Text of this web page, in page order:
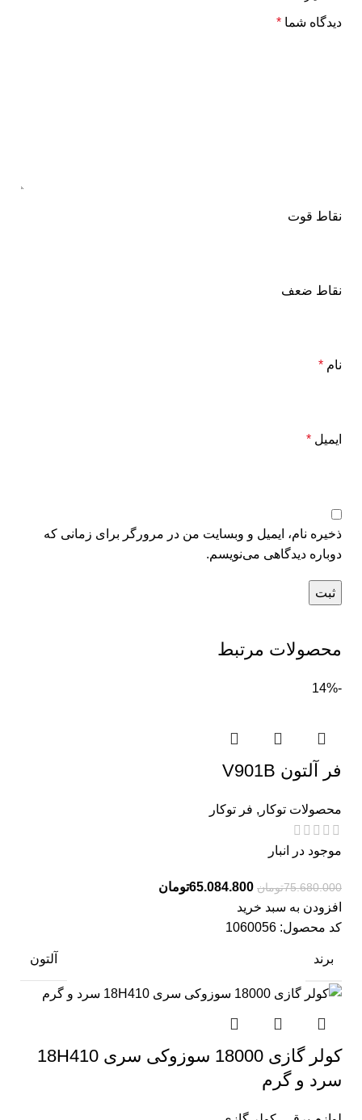
دیدگاه شما *
نقاط قوت
نقاط ضعف
نام *
ایمیل *
ذخیره نام، ایمیل و وبسایت من در مرورگر برای زمانی که
دوباره دیدگاهی می‌نویسم.
محصولات مرتبط
-14%
فر آلتون V901B
محصولات توکار , فر توکار
موجود در انبار
75.680.000تومان 65.084.800تومان
افزودن به سبد خرید
کد محصول: 1060056
برند آلتون
کولر گازی 18000 سوزوکی سری 18H410
سرد و گرم